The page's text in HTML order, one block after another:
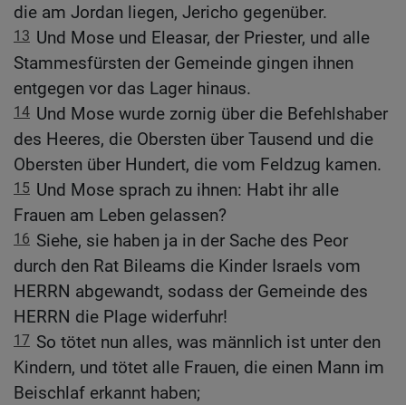
die am Jordan liegen, Jericho gegenüber.
13 Und Mose und Eleasar, der Priester, und alle
Stammesfürsten der Gemeinde gingen ihnen
entgegen vor das Lager hinaus.
14 Und Mose wurde zornig über die Befehlshaber
des Heeres, die Obersten über Tausend und die
Obersten über Hundert, die vom Feldzug kamen.
15 Und Mose sprach zu ihnen: Habt ihr alle
Frauen am Leben gelassen?
16 Siehe, sie haben ja in der Sache des Peor
durch den Rat Bileams die Kinder Israels vom
HERRN abgewandt, sodass der Gemeinde des
HERRN die Plage widerfuhr!
17 So tötet nun alles, was männlich ist unter den
Kindern, und tötet alle Frauen, die einen Mann im
Beischlaf erkannt haben;